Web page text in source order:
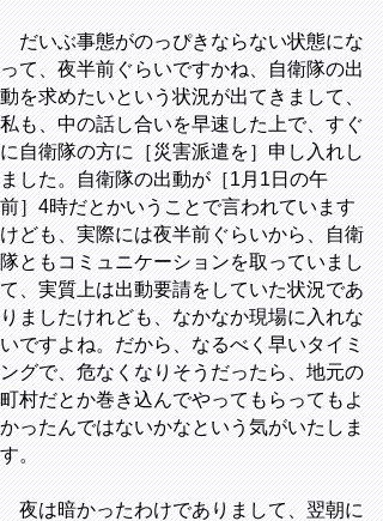
だいぶ事態がのっぴきならない状態にな
って、夜半前ぐらいですかね、自衛隊の出
動を求めたいという状況が出てきまして、
私も、中の話し合いを早速した上で、すぐ
に自衛隊の方に［災害派遣を］申し入れし
ました。自衛隊の出動が［1月1日の午
前］4時だとかいうことで言われています
けども、実際には夜半前ぐらいから、自衛
隊ともコミュニケーションを取っていまし
て、実質上は出動要請をしていた状況であ
りましたけれども、なかなか現場に入れな
いですよね。だから、なるべく早いタイミ
ングで、危なくなりそうだったら、地元の
町村だとか巻き込んでやってもらってもよ
かったんではないかなという気がいたしま
す。
夜は暗かったわけでありまして、翌朝に